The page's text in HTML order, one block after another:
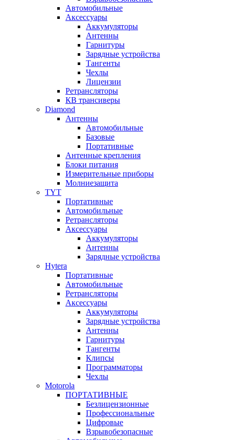
Автомобильные
Аксессуары
Аккумуляторы
Антенны
Гарнитуры
Зарядные устройства
Тангенты
Чехлы
Лицензии
Ретрансляторы
КВ трансиверы
Diamond
Антенны
Автомобильные
Базовые
Портативные
Антенные крепления
Блоки питания
Измерительные приборы
Молниезащита
TYT
Портативные
Автомобильные
Ретрансляторы
Аксессуары
Аккумуляторы
Антенны
Зарядные устройства
Hytera
Портативные
Автомобильные
Ретрансляторы
Аксессуары
Аккумуляторы
Зарядные устройства
Антенны
Гарнитуры
Тангенты
Клипсы
Программаторы
Чехлы
Motorola
ПОРТАТИВНЫЕ
Безлицензионные
Профессиональные
Цифровые
Взрывобезопасные